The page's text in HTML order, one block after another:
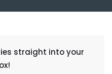
straight into your